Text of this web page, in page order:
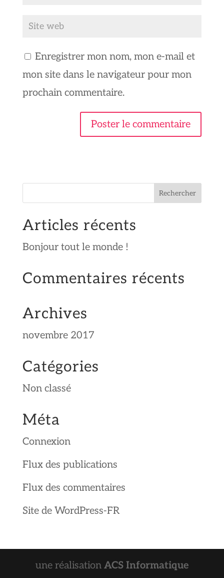
Enregistrer mon nom, mon e-mail et
mon site dans le navigateur pour mon
prochain commentaire.
Articles récents
Bonjour tout le monde !
Commentaires récents
Archives
novembre 2017
Catégories
Non classé
Méta
Connexion
Flux des publications
Flux des commentaires
Site de WordPress-FR
une réalisation ACS Informatique